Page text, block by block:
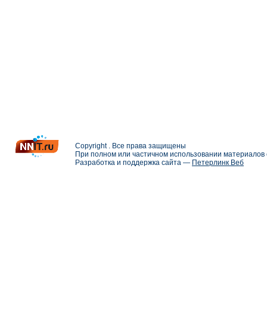
Copyright . Все права защищены
При полном или частичном использовании
Разработка и поддержка сайта — Петерлинк Веб